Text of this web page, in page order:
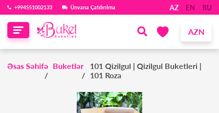
‪+994551002133‬ Ünvana Çatdırılma AZ EN RU
AZN
Əsas Səhifə Buketlər
101 Qizilgul | Qizilgul Buketleri |
101 Roza